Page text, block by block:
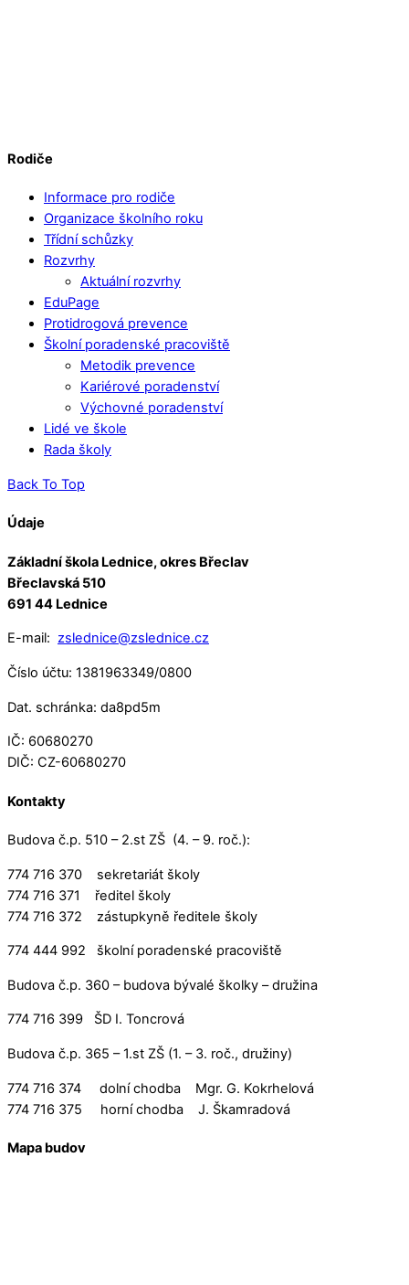
Rodiče
Informace pro rodiče
Organizace školního roku
Třídní schůzky
Rozvrhy
Aktuální rozvrhy
EduPage
Protidrogová prevence
Školní poradenské pracoviště
Metodik prevence
Kariérové poradenství
Výchovné poradenství
Lidé ve škole
Rada školy
Back To Top
Údaje
Základní škola Lednice, okres Břeclav
Břeclavská 510
691 44 Lednice
E-mail: zslednice@zslednice.cz
Číslo účtu: 1381963349/0800
Dat. schránka: da8pd5m
IČ: 60680270
DIČ: CZ-60680270
Kontakty
Budova č.p. 510 – 2.st ZŠ (4. – 9. roč.):
774 716 370 sekretariát školy
774 716 371 ředitel školy
774 716 372 zástupkyně ředitele školy
774 444 992 školní poradenské pracoviště
Budova č.p. 360 – budova bývalé školky – družina
774 716 399 ŠD I. Toncrová
Budova č.p. 365 – 1.st ZŠ (1. – 3. roč., družiny)
774 716 374 dolní chodba Mgr. G. Kokrhelová
774 716 375 horní chodba J. Škamradová
Mapa budov